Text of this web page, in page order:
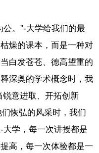
。”-大学给我们的最
燥的课本，而是一种对
白发苍苍、德高望重的
深奥的学术概念时，我
意进取、开拓创新
恢弘的风采时，我们
学，每一次讲授都是
高，每一次体验都是一